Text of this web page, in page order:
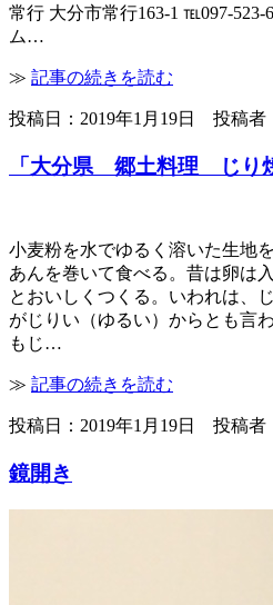
常行 大分市常行163-1 ℡097-523-
ム…
≫ 記事の続きを読む
投稿日：2019年1月19日 投稿者
「大分県 郷土料理 じり
小麦粉を水でゆるく溶いた生地
あんを巻いて食べる。昔は卵は
とおいしくつくる。いわれは、
がじりい（ゆるい）からとも言
もじ…
≫ 記事の続きを読む
投稿日：2019年1月19日 投稿者
鏡開き